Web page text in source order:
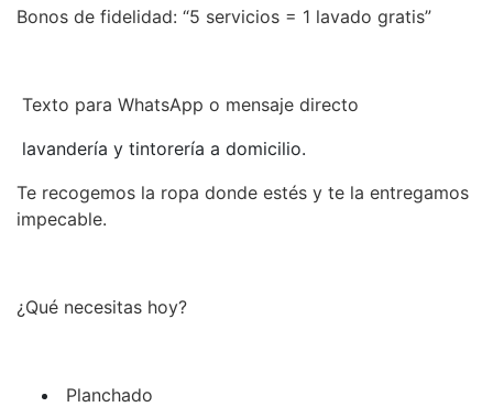
Bonos de fidelidad: “5 servicios = 1 lavado gratis”
Texto para WhatsApp o mensaje directo
lavandería y tintorería a domicilio.
Te recogemos la ropa donde estés y te la entregamos
impecable.
¿Qué necesitas hoy?
Planchado